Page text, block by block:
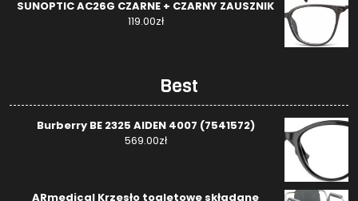
SUNOPTIC AC26G CZARNE + CZARNY ZAUSZNIK
119.00zł
Best
Burberry BE 2325 AIDEN 4007 (7541572)
569.00zł
ARmedical Krzesło toaletowe składane